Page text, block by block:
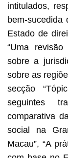
intitulados,
bem-sucedida
Estado de
“Uma
sobre a
sobre as
secção
seguintes
comparativa
social na
Macau”, “A